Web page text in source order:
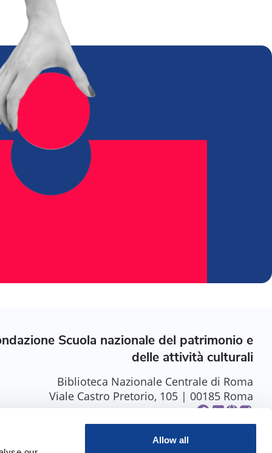
Allow all
Scuola nazionale del patrimonio e
delle attività culturali
Biblioteca Nazionale Centrale di Roma
Viale Castro Pretorio, 105 | 00185 Roma